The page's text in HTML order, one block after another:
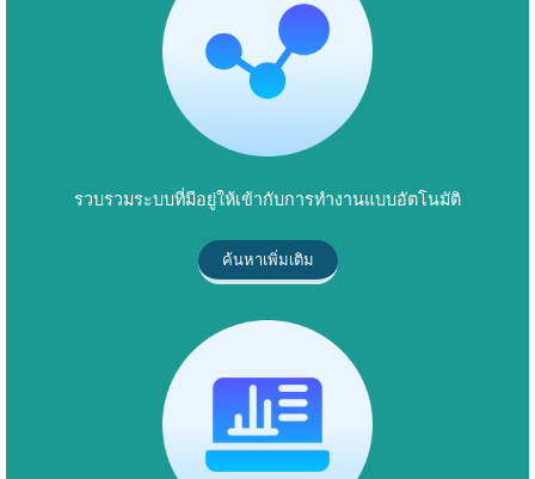
รวบรวมระบบที่มีอยู่ให้เข้ากับการทำงานแบบอัตโนมัติ
ค้นหาเพิ่มเติม